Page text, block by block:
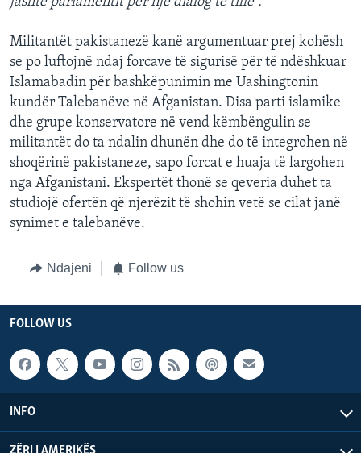
Militantët pakistanezë kanë argumentuar prej kohësh
se po luftojnë ndaj forcave të sigurisë për të ndëshkuar
Islamabadin për bashkëpunimin me Uashingtonin
kundër Talebanëve në Afganistan. Disa parti islamike
dhe grupe konservatore në vend këmbëngulin se
militantët do ta ndalin dhunën dhe do të integrohen në
shoqërinë pakistaneze, sapo forcat e huaja të largohen
nga Afganistani. Ekspertët thonë se qeveria duhet ta
studiojë ofertën që njerëzit të shohin vetë se cilat janë
synimet e talebanëve.
Ndajeni Follow us
FOLLOW US
INFO